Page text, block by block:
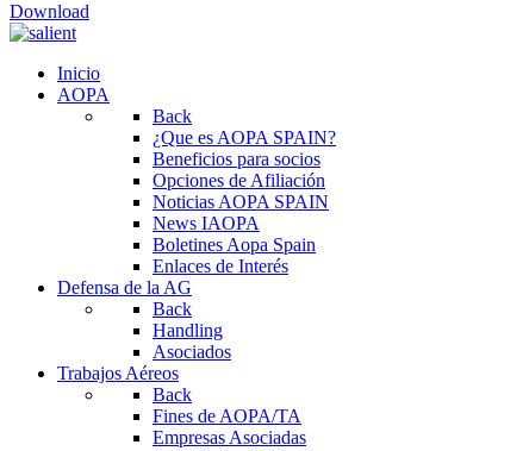
Download
Inicio
AOPA
Back
¿Que es AOPA SPAIN?
Beneficios para socios
Opciones de Afiliación
Noticias AOPA SPAIN
News IAOPA
Boletines Aopa Spain
Enlaces de Interés
Defensa de la AG
Back
Handling
Asociados
Trabajos Aéreos
Back
Fines de AOPA/TA
Empresas Asociadas